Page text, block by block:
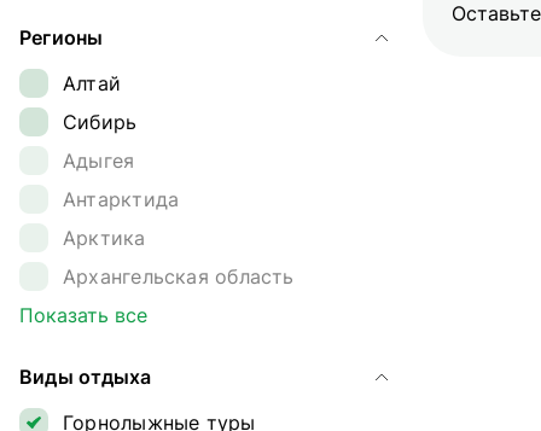
Апрель
Май
Июнь
Июль
Август
Сентябрь
Октябрь
Ноябрь
Регионы
Адыгея
Алтай
Антарктида
Арктика
Архангельская область
Архыз
Байконур
Сибирь
Показать все
Виды отдыха
Горнолыжные туры